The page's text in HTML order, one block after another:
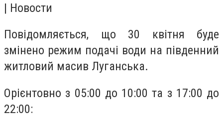
| Новости
Повідомляється, що 30 квітня буде
змінено режим подачі води на південний
житловий масив Луганська.
Орієнтовно з 05:00 до 10:00 та з 17:00 до
22:00: